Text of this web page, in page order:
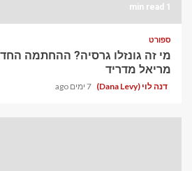
1 min read
ספורט
מי זה גונזלו גרסיה? ההחתמה
מריאל מדריד
דנה לוי (Dana Levy) 7 ימים ago